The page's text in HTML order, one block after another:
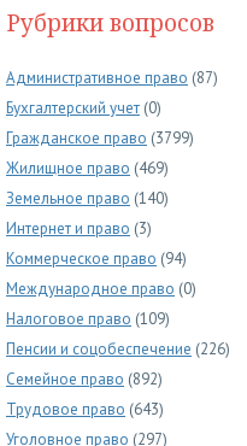
Рубрики вопросов
Административное право (87)
Бухгалтерский учет (0)
Гражданское право (3799)
Жилищное право (469)
Земельное право (140)
Интернет и право (3)
Коммерческое право (94)
Международное право (0)
Налоговое право (109)
Пенсии и соцобеспечение (226)
Семейное право (892)
Трудовое право (643)
Уголовное право (297)